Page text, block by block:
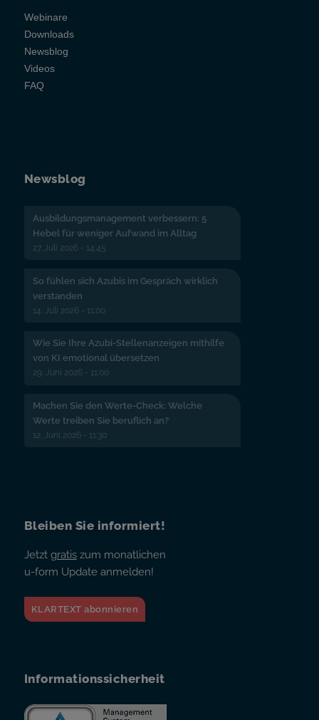
Webinare
Downloads
Newsblog
Videos
FAQ
Newsblog
Ausbildungsmanagement verbessern: 5
Hebel für weniger Aufwand im Alltag
27. Juli 2026 - 14:45
So fühlen sich Azubis im Gespräch wirklich
verstanden
14. Juli 2026 - 11:00
Wie Sie Ihre Azubi-Stellenanzeigen mithilfe
von KI emotional übersetzen
29. Juni 2026 - 11:00
Machen Sie den Werte-Check: Welche
Werte treiben Sie beruflich an?
12. Juni 2026 - 11:30
Bleiben Sie informiert!
Jetzt gratiszum monatlichen
u-form Update anmelden!
KLARTEXT abonnieren
Informationssicherheit